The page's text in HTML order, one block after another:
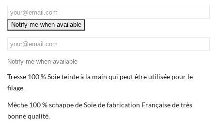
Notify me when available
Notify me when available
Tresse 100 % Soie teinte à la main qui peut être utilisée pour le
filage.
Mèche 100 % schappe de Soie de fabrication Française de très
bonne qualité.